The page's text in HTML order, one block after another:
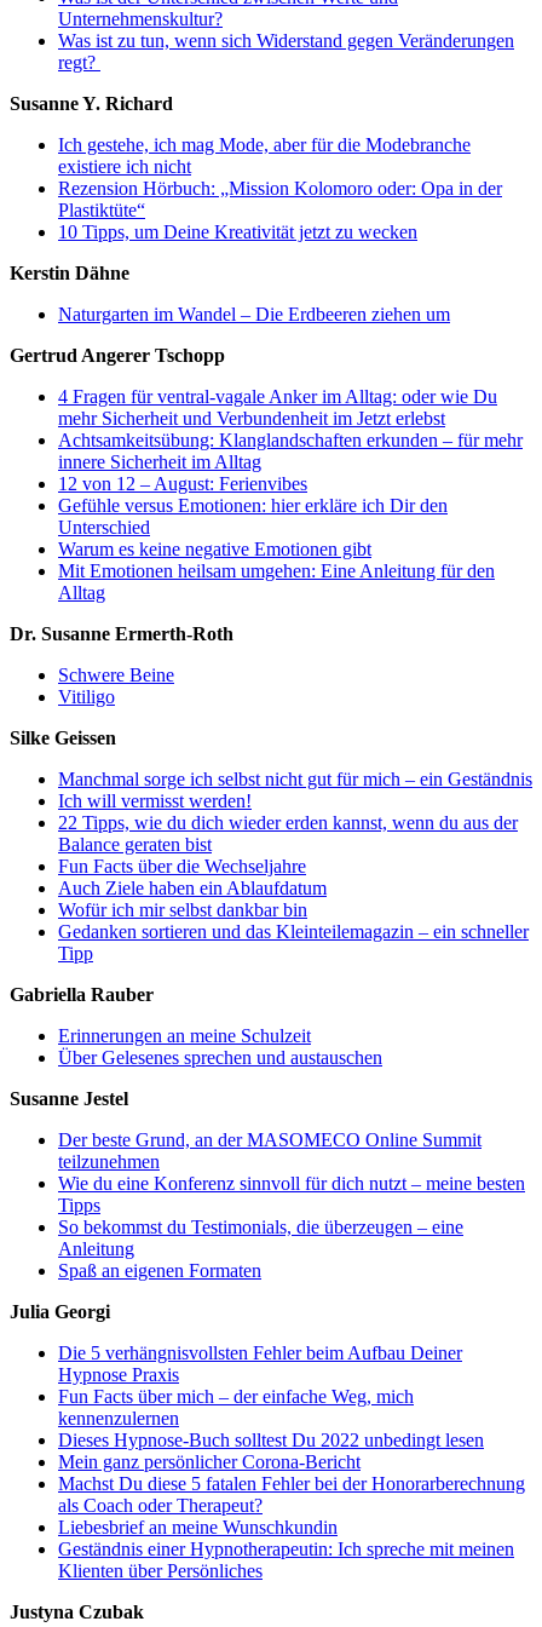
Unternehmenskultur?
Was ist zu tun, wenn sich Widerstand gegen Veränderungen
regt?
Susanne Y. Richard
Ich gestehe, ich mag Mode, aber für die Modebranche
existiere ich nicht
Rezension Hörbuch: „Mission Kolomoro oder: Opa in der
Plastiktüte“
10 Tipps, um Deine Kreativität jetzt zu wecken
Kerstin Dähne
Naturgarten im Wandel – Die Erdbeeren ziehen um
Gertrud Angerer Tschopp
4 Fragen für ventral-vagale Anker im Alltag: oder wie Du
mehr Sicherheit und Verbundenheit im Jetzt erlebst
Achtsamkeitsübung: Klanglandschaften erkunden – für mehr
innere Sicherheit im Alltag
12 von 12 – August: Ferienvibes
Gefühle versus Emotionen: hier erkläre ich Dir den
Unterschied
Warum es keine negative Emotionen gibt
Mit Emotionen heilsam umgehen: Eine Anleitung für den
Alltag
Dr. Susanne Ermerth-Roth
Schwere Beine
Vitiligo
Silke Geissen
Manchmal sorge ich selbst nicht gut für mich – ein Geständnis
Ich will vermisst werden!
22 Tipps, wie du dich wieder erden kannst, wenn du aus der
Balance geraten bist
Fun Facts über die Wechseljahre
Auch Ziele haben ein Ablaufdatum
Wofür ich mir selbst dankbar bin
Gedanken sortieren und das Kleinteilemagazin – ein schneller
Tipp
Gabriella Rauber
Erinnerungen an meine Schulzeit
Über Gelesenes sprechen und austauschen
Susanne Jestel
Der beste Grund, an der MASOMECO Online Summit
teilzunehmen
Wie du eine Konferenz sinnvoll für dich nutzt – meine besten
Tipps
So bekommst du Testimonials, die überzeugen – eine
Anleitung
Spaß an eigenen Formaten
Julia Georgi
Die 5 verhängnisvollsten Fehler beim Aufbau Deiner
Hypnose Praxis
Fun Facts über mich – der einfache Weg, mich
kennenzulernen
Dieses Hypnose-Buch solltest Du 2022 unbedingt lesen
Mein ganz persönlicher Corona-Bericht
Machst Du diese 5 fatalen Fehler bei der Honorarberechnung
als Coach oder Therapeut?
Liebesbrief an meine Wunschkundin
Geständnis einer Hypnotherapeutin: Ich spreche mit meinen
Klienten über Persönliches
Justyna Czubak